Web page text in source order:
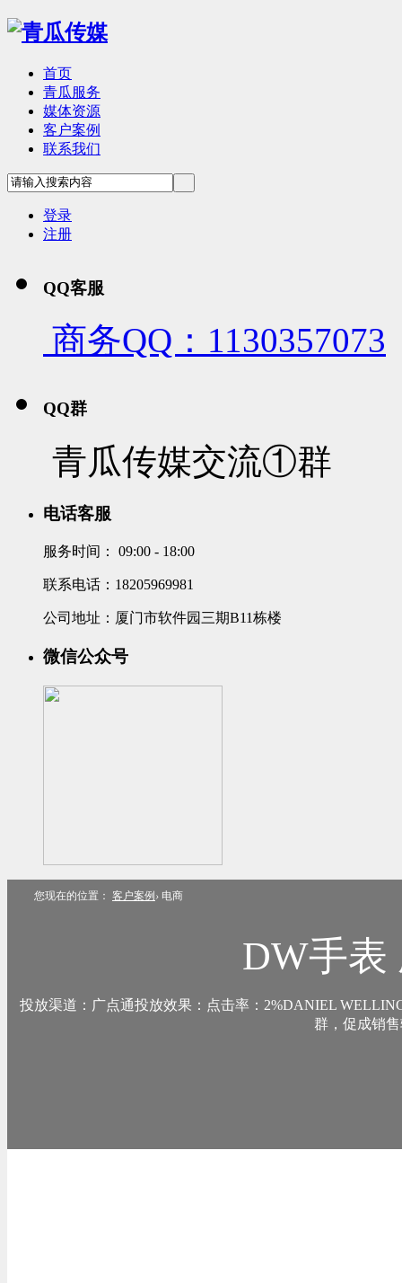
首页
青瓜服务
媒体资源
客户案例
联系我们
登录
注册
QQ客服
商务QQ：1130357073
QQ群
青瓜传媒交流①群
电话客服
服务时间： 09:00 - 18:00
联系电话：18205969981
公司地址：厦门市软件园三期B11栋楼
微信公众号
您现在的位置： 客户案例› 电商
DW手表
投放渠道：广点通投放效果：点击率：2%DANIEL
群，促成销